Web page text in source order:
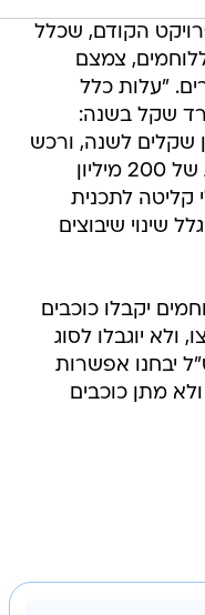
הקודם, שכלל
ללוחמים, צמצם
"עלות כלל
שקל בשנה:
בעלות 60 מיליון שקלים לשנה, ורכש
ציוד חורף, פרויקט נפרד, בעלות של 200 מיליון
קליטה לתכנית
שינוי שיבוצים
יקבלו כוכבים
ולא יוגבלו לסוג
יבחנו אפשרות
מתן כוכבים